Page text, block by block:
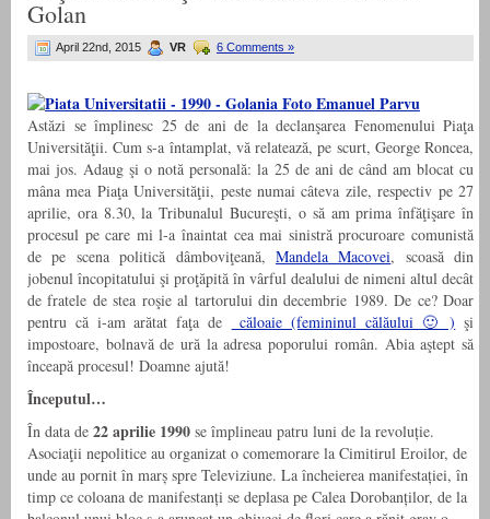
Golan
April 22nd, 2015 VR 6 Comments »
Astăzi se împlinesc 25 de ani de la declanşarea Fenomenului Piaţa
Universităţii. Cum s-a întamplat, vă relatează, pe scurt, George Roncea,
mai jos. Adaug şi o notă personală: la 25 de ani de când am blocat cu
mâna mea Piaţa Universităţii, peste numai câteva zile, respectiv pe 27
aprilie, ora 8.30, la Tribunalul Bucureşti, o să am prima înfăţişare în
procesul pe care mi l-a înaintat cea mai sinistră procuroare comunistă
de pe scena politică dâmboviţeană, Mandela Macovei, scoasă din
jobenul încopitatului şi proţăpită în vârful dealului de nimeni altul decât
de fratele de stea roşie al tartorului din decembrie 1989. De ce? Doar
pentru că i-am arătat faţa de
căloaie (femininul călăului 🙂 ) şi
impostoare, bolnavă de ură la adresa poporului român. Abia aştept să
înceapă procesul! Doamne ajută!
Începutul…
În data de 22 aprilie 1990 se împlineau patru luni de la revoluție.
Asociaţii nepolitice au organizat o comemorare la Cimitirul Eroilor, de
unde au pornit în marș spre Televiziune. La încheierea manifestației, în
timp ce coloana de manifestanți se deplasa pe Calea Dorobanților, de la